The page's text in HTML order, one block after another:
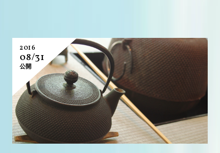
2016
08/31
公開